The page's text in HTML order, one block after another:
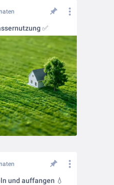
✅
und auffangen 💧